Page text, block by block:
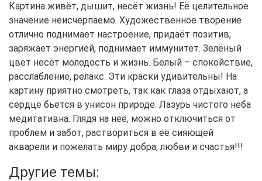
Картина живёт, дышит, несёт жизнь! Её целительное
значение неисчерпаемо. Художественное творение
отлично поднимает настроение, придаёт позитив,
заряжает энергией, поднимает иммунитет. Зелёный
цвет несёт молодость и жизнь. Белый – спокойствие,
расслабление, релакс. Эти краски удивительны! На
картину приятно смотреть, так как глаза отдыхают, а
сердце бьётся в унисон природе. Лазурь чистого неба
медитативна. Глядя на неё, можно отключиться от
проблем и забот, раствориться в её сияющей
акварели и пожелать миру добра, любви и счастья!!!
Другие темы: